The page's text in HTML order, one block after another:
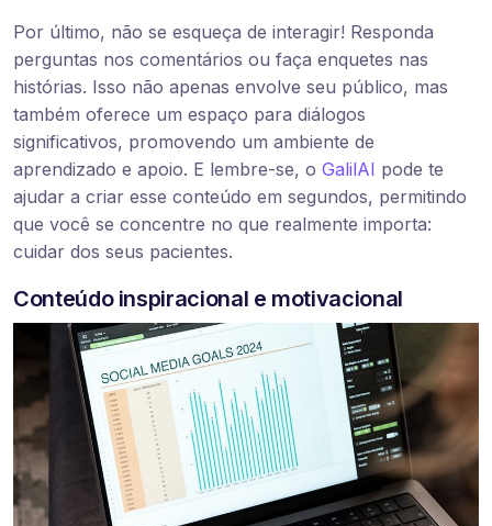
Por último, não se esqueça de interagir! Responda
perguntas nos comentários ou faça enquetes nas
histórias. Isso não apenas envolve seu público, mas
também oferece um espaço para diálogos
significativos, promovendo um ambiente de
aprendizado e apoio. E lembre-se, o GalilAI pode te
ajudar a criar esse conteúdo em segundos, permitindo
que você se concentre no que realmente importa:
cuidar dos seus pacientes.
Conteúdo inspiracional e motivacional